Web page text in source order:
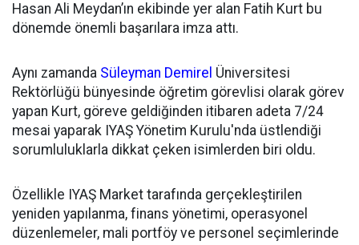
Hasan Ali Meydan’ın ekibinde yer alan Fatih Kurt bu
dönemde önemli başarılara imza attı.
Aynı zamanda Süleyman Demirel Üniversitesi
Rektörlüğü bünyesinde öğretim görevlisi olarak görev
yapan Kurt, göreve geldiğinden itibaren adeta 7/24
mesai yaparak IYAŞ Yönetim Kurulu'nda üstlendiği
sorumluluklarla dikkat çeken isimlerden biri oldu.
Özellikle IYAŞ Market tarafında gerçekleştirilen
yeniden yapılanma, finans yönetimi, operasyonel
düzenlemeler, mali portföy ve personel seçimlerinde